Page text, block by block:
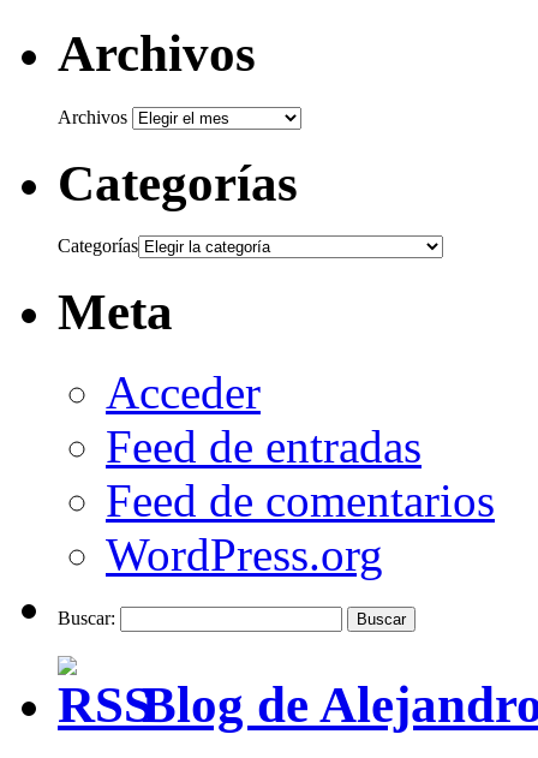
Archivos
Archivos
Categorías
Categorías
Meta
Acceder
Feed de entradas
Feed de comentarios
WordPress.org
Buscar:
Blog de